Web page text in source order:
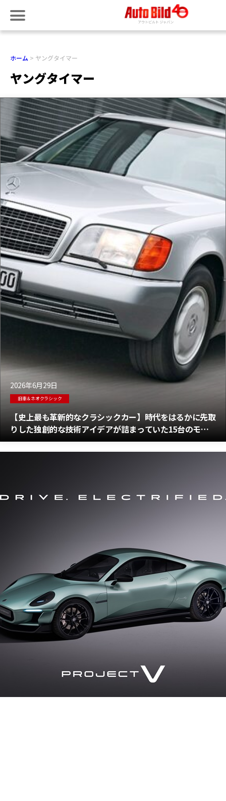
ホーム ヤングタイマー
ヤングタイマー
2026年6月29日
旧車＆ネオクラシック
【史上最も革新的なクラシックカー】時代をはるかに先取
りした独創的な技術アイデアが詰まっていた15台のモデ
ル＋画期的だった17台【前編】